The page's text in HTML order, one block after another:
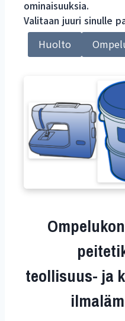
ominaisuuksia.
Valitaan juuri sinulle
Huolto
teollisuus- ja